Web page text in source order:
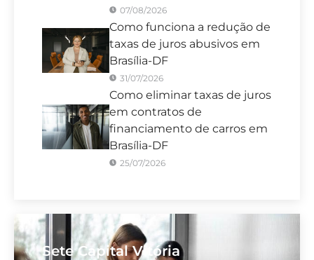
07/08/2026
Como funciona a redução de
taxas de juros abusivos em
Brasília-DF
31/07/2026
Como eliminar taxas de juros
em contratos de
financiamento de carros em
Brasília-DF
25/07/2026
Sete Capital Vitória